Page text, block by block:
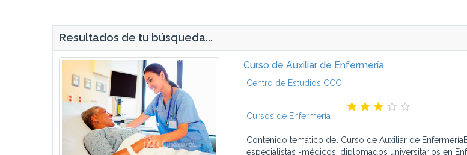
Resultados de tu búsqueda...
Curso de Auxiliar de Enfermería
Centro de Estudios CCC
Cursos de Enfermería
Contenido temático del Curso de Auxiliar de
especialistas -médicos, diplomados universitarios en